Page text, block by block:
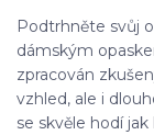
Podtrhněte svůj
dámským
zpracován
vzhled, ale i
se skvěle hodí